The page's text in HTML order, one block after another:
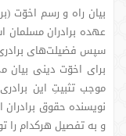
بیان راه و رسم اخوّت
عهده برادران مسلمان
سپس فضیلت‌های
برای اخوّت دینی بیان
موجب تثبیتِ این
نویسنده حقوق
و به تفصیل هرکدام را